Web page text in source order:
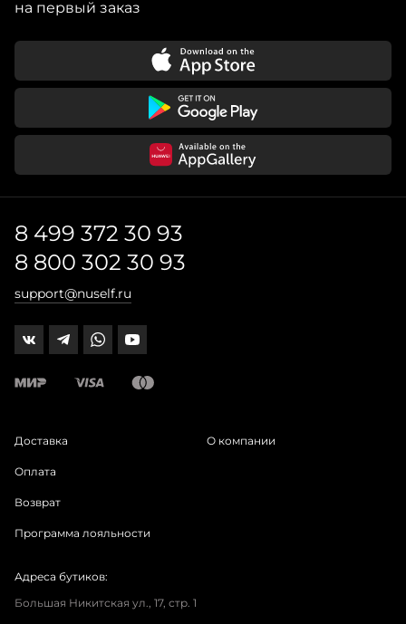
на первый заказ
8 499 372 30 93
8 800 302 30 93
support@nuself.ru
Доставка
Оплата
Возврат
Программа лояльности
О компании
Адреса бутиков:
Большая Никитская ул., 17, стр. 1